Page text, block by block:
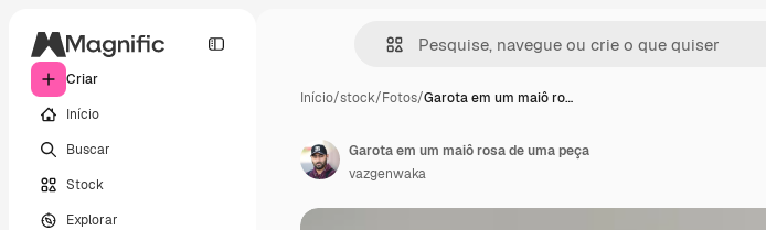
Criar
Início
Buscar
Stock
Explorar
Início/stock/Fotos/Garota em um maiô ro…
Garota em um maiô rosa de uma peça
vazgenwaka